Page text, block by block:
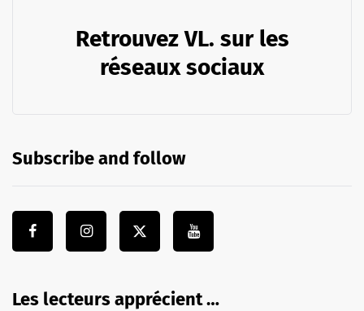
Retrouvez VL. sur les
réseaux sociaux
Subscribe and follow
Les lecteurs apprécient …